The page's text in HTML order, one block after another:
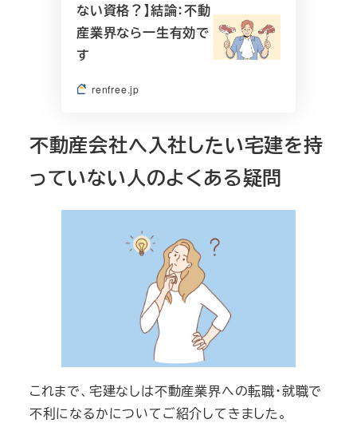
ない資格？】結論：不動
産業界なら一生有効で
す
renfree.jp
不動産会社へ入社したい宅建を持
っていない人のよくある疑問
これまで、宅建なしは不動産業界への転職・就職で
不利になるかについてご紹介してきました。